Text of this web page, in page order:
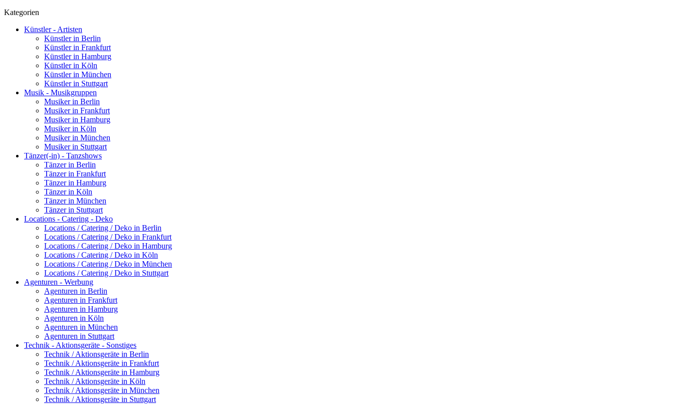
Kategorien
Künstler - Artisten
Künstler in Berlin
Künstler in Frankfurt
Künstler in Hamburg
Künstler in Köln
Künstler in München
Künstler in Stuttgart
Musik - Musikgruppen
Musiker in Berlin
Musiker in Frankfurt
Musiker in Hamburg
Musiker in Köln
Musiker in München
Musiker in Stuttgart
Tänzer(-in) - Tanzshows
Tänzer in Berlin
Tänzer in Frankfurt
Tänzer in Hamburg
Tänzer in Köln
Tänzer in München
Tänzer in Stuttgart
Locations - Catering - Deko
Locations / Catering / Deko in Berlin
Locations / Catering / Deko in Frankfurt
Locations / Catering / Deko in Hamburg
Locations / Catering / Deko in Köln
Locations / Catering / Deko in München
Locations / Catering / Deko in Stuttgart
Agenturen - Werbung
Agenturen in Berlin
Agenturen in Frankfurt
Agenturen in Hamburg
Agenturen in Köln
Agenturen in München
Agenturen in Stuttgart
Technik - Aktionsgeräte - Sonstiges
Technik / Aktionsgeräte in Berlin
Technik / Aktionsgeräte in Frankfurt
Technik / Aktionsgeräte in Hamburg
Technik / Aktionsgeräte in Köln
Technik / Aktionsgeräte in München
Technik / Aktionsgeräte in Stuttgart